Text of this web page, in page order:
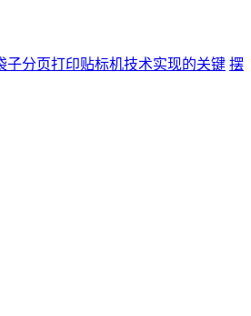
子分页打印贴标机技术实现的关键 摆